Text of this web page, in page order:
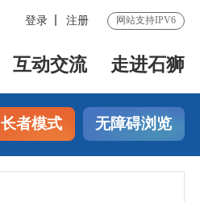
登录 注册 网站支持IPV6
互动交流 走进石狮
长者模式 无障碍浏览